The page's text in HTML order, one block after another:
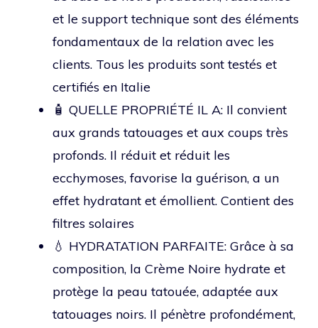
et le support technique sont des éléments
fondamentaux de la relation avec les
clients. Tous les produits sont testés et
certifiés en Italie
🧴 QUELLE PROPRIÉTÉ IL A: Il convient
aux grands tatouages ​​et aux coups très
profonds. Il réduit et réduit les
ecchymoses, favorise la guérison, a un
effet hydratant et émollient. Contient des
filtres solaires
💧 HYDRATATION PARFAITE: Grâce à sa
composition, la Crème Noire hydrate et
protège la peau tatouée, adaptée aux
tatouages ​​noirs. Il pénètre profondément,